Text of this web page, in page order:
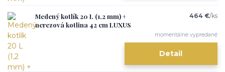
Medený kotlík 20 L (1,2 mm) +
nerezová kotlina 42 cm LUXUS
464 €/ks
momentálne vypredané
Detail